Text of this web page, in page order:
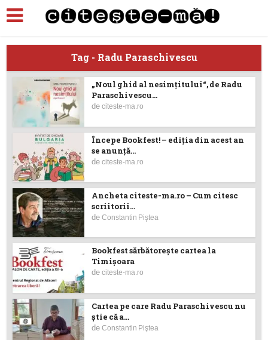
Tag - Radu Paraschivescu
„Noul ghid al nesimțitului“, de Radu
Paraschivescu...
deciteste-ma.ro
Începe Bookfest! – ediţia din acest an
se anunță...
deciteste-ma.ro
Ancheta citeste-ma.ro – Cum citesc
scriitorii...
deConstantin Piştea
Bookfest sărbătorește cartea la
Timișoara
deciteste-ma.ro
Cartea pe care Radu Paraschivescu nu
ştie că a...
deConstantin Piştea